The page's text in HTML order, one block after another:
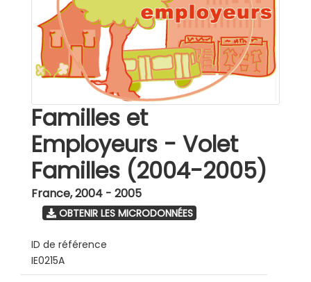
Familles et
Employeurs - Volet
Familles (2004-2005)
France,2004 - 2005
OBTENIR LES MICRODONNÉES
ID de référence
IE0215A